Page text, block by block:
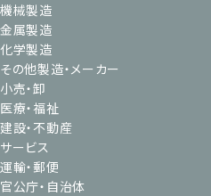
機械製造
金属製造
化学製造
その他製造・メーカー
小売・卸
医療・福祉
建設・不動産
サービス
運輸・郵便
官公庁・自治体